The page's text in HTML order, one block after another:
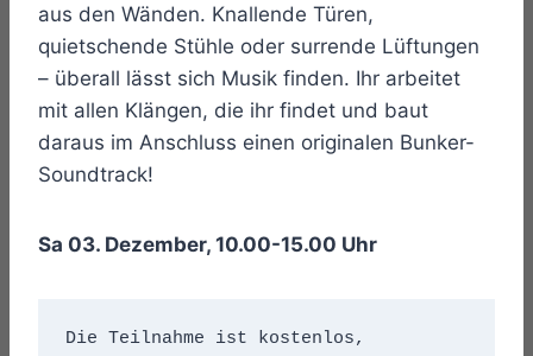
aus den Wänden. Knallende Türen,
quietschende Stühle oder surrende Lüftungen
– überall lässt sich Musik finden. Ihr arbeitet
mit allen Klängen, die ihr findet und baut
daraus im Anschluss einen originalen Bunker-
Soundtrack!
Sa 03. Dezember, 10.00-15.00 Uhr
Die Teilnahme ist kostenlos,